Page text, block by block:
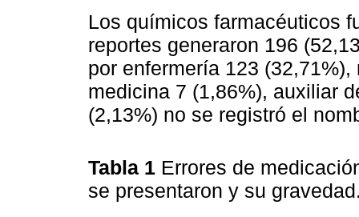
Los químicos farmacéuticos
reportes generaron 196
por enfermería 123
medicina 7 (1,86%), auxiliar
(2,13%) no se registró el
Tabla 1 Errores de
se presentaron y su